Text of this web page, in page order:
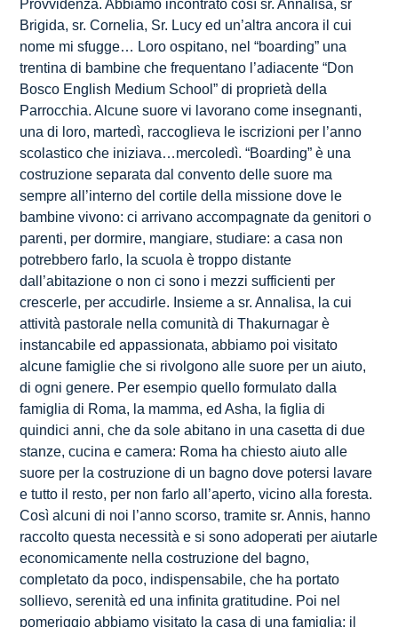
Provvidenza. Abbiamo incontrato così sr. Annalisa, sr
Brigida, sr. Cornelia, Sr. Lucy ed un’altra ancora il cui
nome mi sfugge… Loro ospitano, nel “boarding” una
trentina di bambine che frequentano l’adiacente “Don
Bosco English Medium School” di proprietà della
Parrocchia. Alcune suore vi lavorano come insegnanti,
una di loro, martedì, raccoglieva le iscrizioni per l’anno
scolastico che iniziava…mercoledì. “Boarding” è una
costruzione separata dal convento delle suore ma
sempre all’interno del cortile della missione dove le
bambine vivono: ci arrivano accompagnate da genitori o
parenti, per dormire, mangiare, studiare: a casa non
potrebbero farlo, la scuola è troppo distante
dall’abitazione o non ci sono i mezzi sufficienti per
crescerle, per accudirle. Insieme a sr. Annalisa, la cui
attività pastorale nella comunità di Thakurnagar è
instancabile ed appassionata, abbiamo poi visitato
alcune famiglie che si rivolgono alle suore per un aiuto,
di ogni genere. Per esempio quello formulato dalla
famiglia di Roma, la mamma, ed Asha, la figlia di
quindici anni, che da sole abitano in una casetta di due
stanze, cucina e camera: Roma ha chiesto aiuto alle
suore per la costruzione di un bagno dove potersi lavare
e tutto il resto, per non farlo all’aperto, vicino alla foresta.
Così alcuni di noi l’anno scorso, tramite sr. Annis, hanno
raccolto questa necessità e si sono adoperati per aiutarle
economicamente nella costruzione del bagno,
completato da poco, indispensabile, che ha portato
sollievo, serenità ed una infinita gratitudine. Poi nel
pomeriggio abbiamo visitato la casa di una famiglia: il